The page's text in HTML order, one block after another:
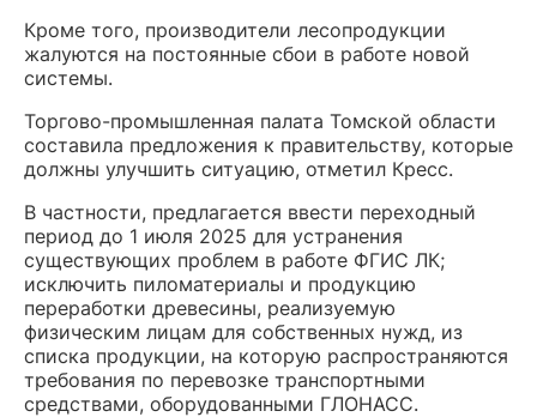
Кроме того, производители лесопродукции
жалуются на постоянные сбои в работе новой
системы.
Торгово-промышленная палата Томской области
составила предложения к правительству, которые
должны улучшить ситуацию, отметил Кресс.
В частности, предлагается ввести переходный
период до 1 июля 2025 для устранения
существующих проблем в работе ФГИС ЛК;
исключить пиломатериалы и продукцию
переработки древесины, реализуемую
физическим лицам для собственных нужд, из
списка продукции, на которую распространяются
требования по перевозке транспортными
средствами, оборудованными ГЛОНАСС.